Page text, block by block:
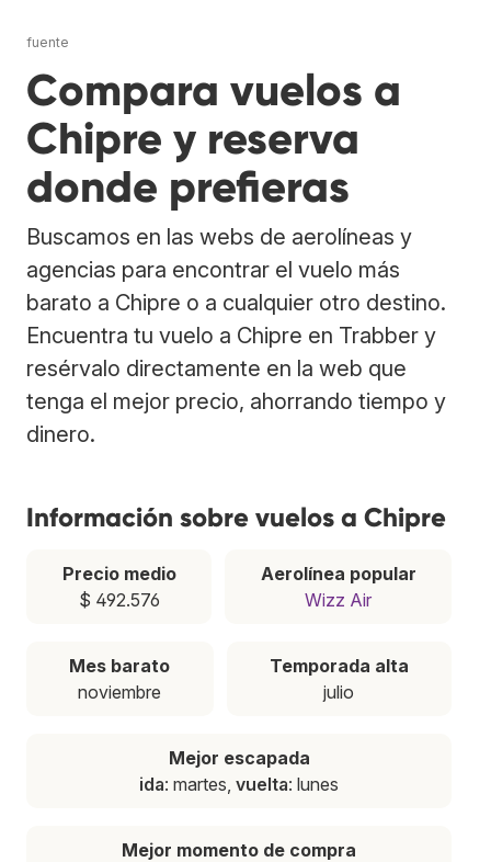
fuente
Compara vuelos a
Chipre y reserva
donde prefieras
Buscamos en las webs de aerolíneas y
agencias para encontrar el vuelo más
barato a Chipre o a cualquier otro destino.
Encuentra tu vuelo a Chipre en Trabber y
resérvalo directamente en la web que
tenga el mejor precio, ahorrando tiempo y
dinero.
Información sobre vuelos a Chipre
Precio medio
$ 492.576
Aerolínea popular
Wizz Air
Mes barato
noviembre
Temporada alta
julio
Mejor escapada
ida: martes, vuelta: lunes
Mejor momento de compra